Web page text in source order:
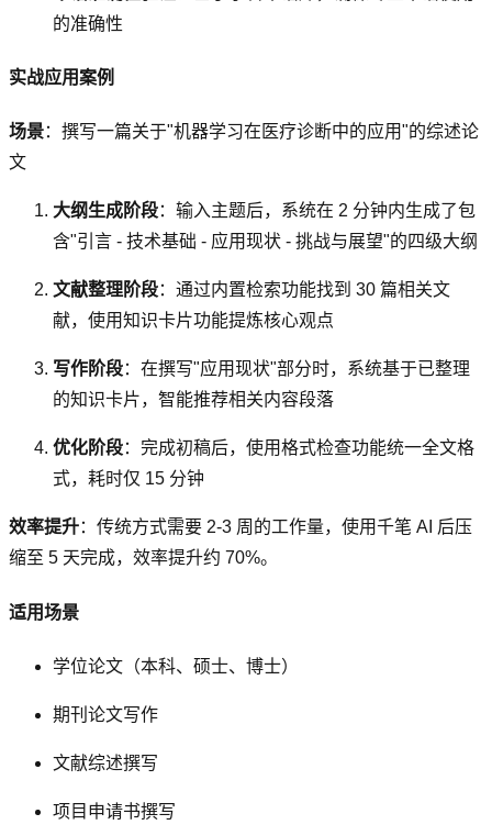
的准确性
实战应用案例
场景：撰写一篇关于"机器学习在医疗诊断中的应用"的综述论
文
大纲生成阶段：输入主题后，系统在 2 分钟内生成了包
含"引言 - 技术基础 - 应用现状 - 挑战与展望"的四级大纲
文献整理阶段：通过内置检索功能找到 30 篇相关文
献，使用知识卡片功能提炼核心观点
写作阶段：在撰写"应用现状"部分时，系统基于已整理
的知识卡片，智能推荐相关内容段落
优化阶段：完成初稿后，使用格式检查功能统一全文格
式，耗时仅 15 分钟
效率提升：传统方式需要 2-3 周的工作量，使用千笔 AI 后压
缩至 5 天完成，效率提升约 70%。
适用场景
学位论文（本科、硕士、博士）
期刊论文写作
文献综述撰写
项目申请书撰写